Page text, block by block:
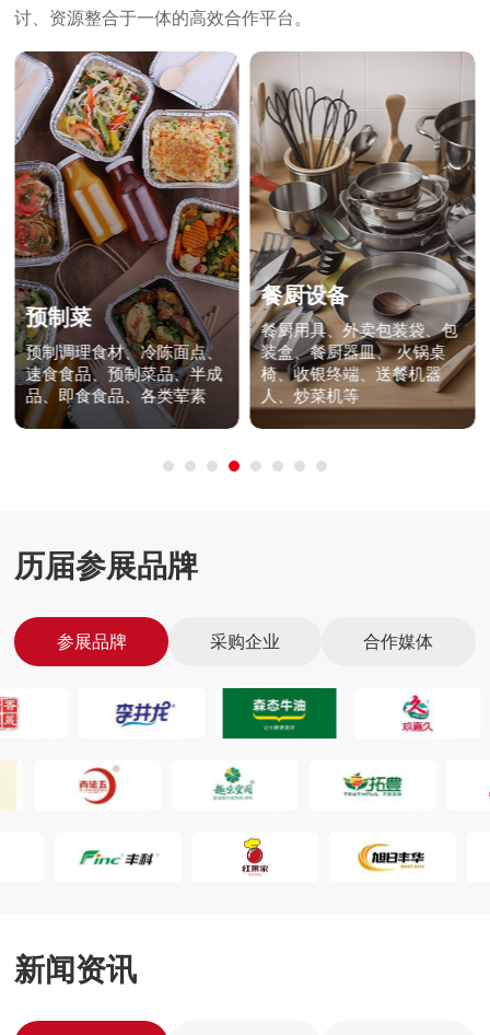
讨、资源整合于一体的高效合作平台。
预制菜
预制调理食材、冷陈面点、
速食食品、预制菜品、半成
品、即食食品、各类荤素
餐厨设备
餐厨用具、外卖包装袋、包
装盒、餐厨器皿、 火锅桌
椅、收银终端、送餐机器
人、炒菜机等
历届参展品牌
参展品牌 采购企业 合作媒体
新闻资讯